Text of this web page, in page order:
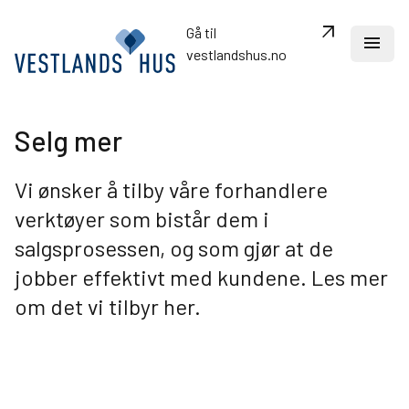
Gå til
vestlandshus.no
arrow_outward menu
search
Dine ressurser
Oversikt over kjedekonseptet
Merkevare og markedsføring
Fordelaktige avtaler
Selg mer
Vi ønsker å tilby våre forhandlere
verktøyer som bistår dem i
salgsprosessen, og som gjør at de
jobber effektivt med kundene. Les mer
om det vi tilbyr her.